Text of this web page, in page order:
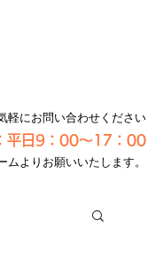
軽にお問い合わせください
日9：00～17：00
よりお願いいたします。